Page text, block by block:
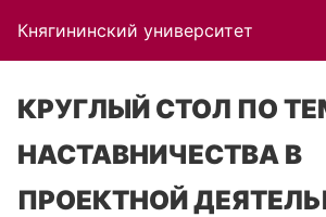
Княгининский университет
КРУГЛЫЙ СТОЛ ПО
НАСТАВНИЧЕСТВА В
ПРОЕКТНОЙ